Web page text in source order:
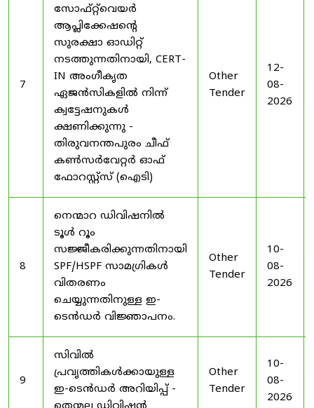
7
സോഫ്റ്റ്‌വെയർ
ആപ്ലിക്കേഷന്റെ
സുരക്ഷാ ഓഡിറ്റ്
നടത്തുന്നതിനായി, CERT-
IN അംഗീകൃത
ഏജൻസികളിൽ നിന്ന്
ക്വട്ടേഷനുകൾ
ക്ഷണിക്കുന്നു -
തിരുവനന്തപുരം ചീഫ്
കൺസർവേറ്റർ ഓഫ്
ഫോറസ്റ്റ്സ് (ഐടി)
Other
Tender
12-
08-
2026
8
നെന്മാറ ഡിവിഷനിൽ
ടൂൾ റൂം
സജ്ജീകരിക്കുന്നതിനായി
SPF/HSPF സാമഗ്രികൾ
വിതരണം
ചെയ്യുന്നതിനുള്ള ഇ-
ടെൻഡർ വിജ്ഞാപനം.
Other
Tender
10-
08-
2026
9
സിവിൽ
പ്രവൃത്തികൾക്കായുള്ള
ഇ-ടെൻഡർ അറിയിപ്പ് -
Other
Tender
10-
08-
2026